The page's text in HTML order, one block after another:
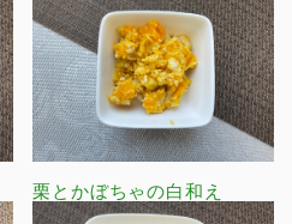
栗とかぼちゃの白和え